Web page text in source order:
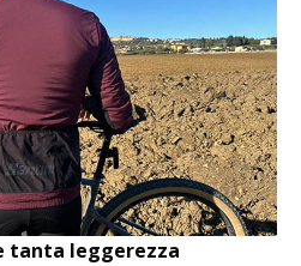
tanta leggerezza